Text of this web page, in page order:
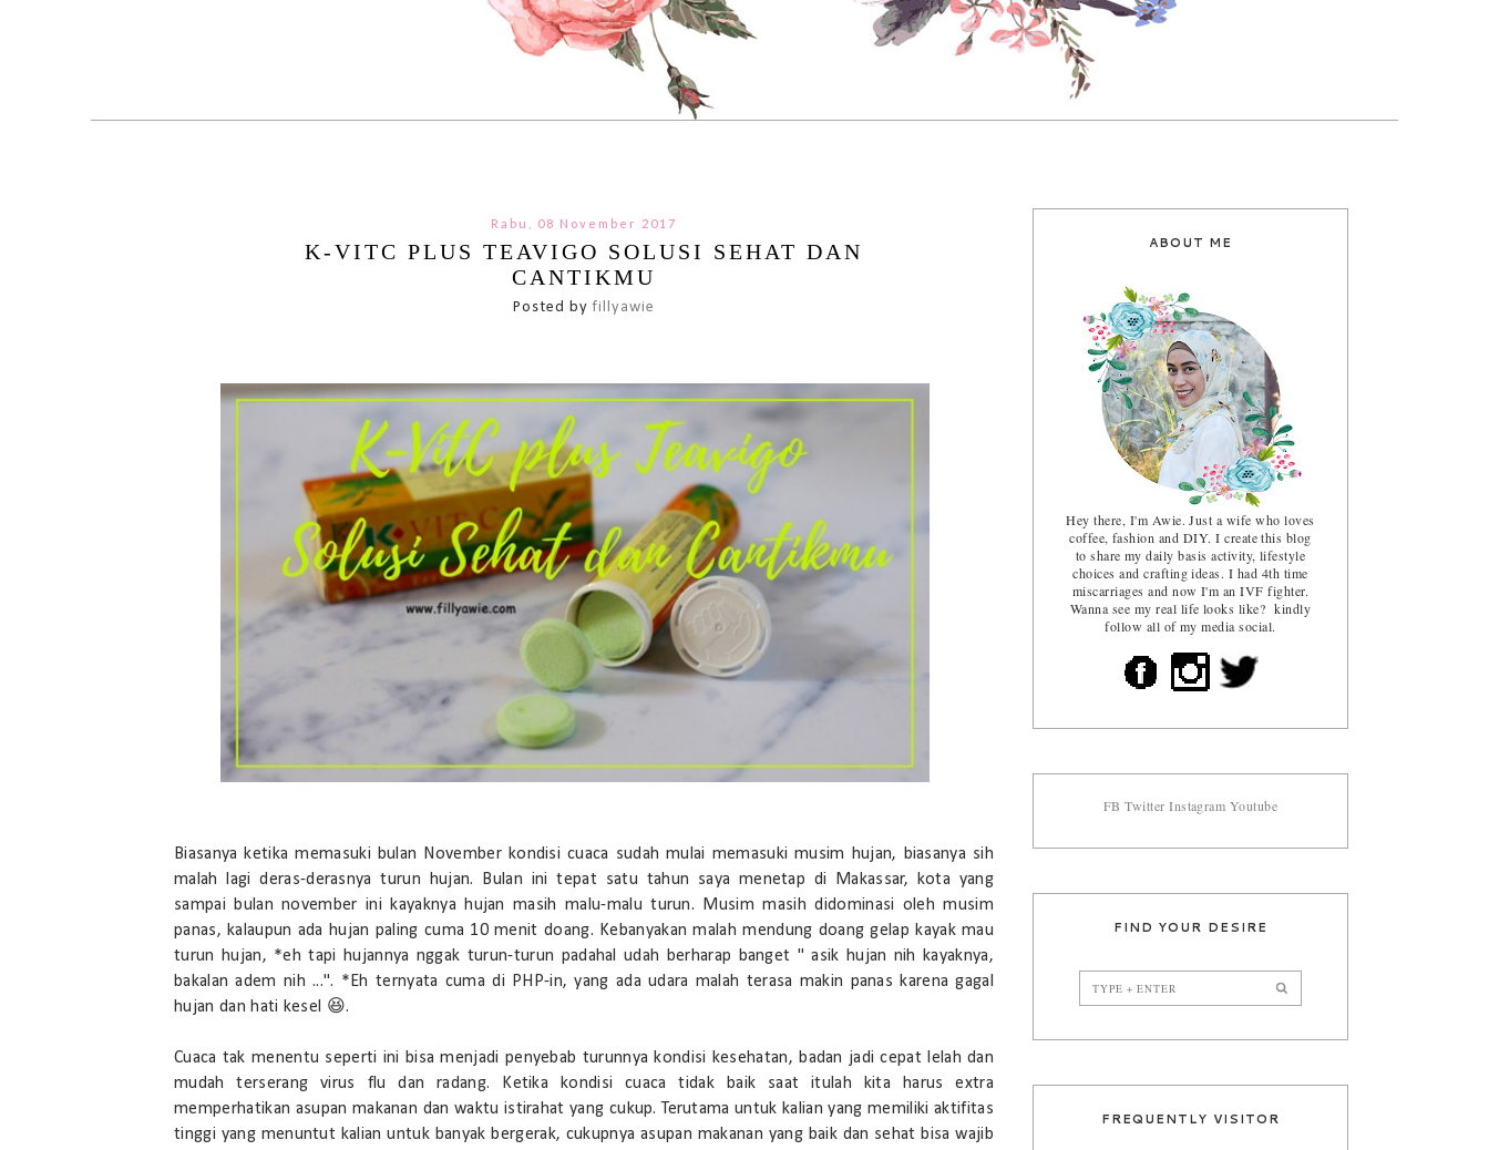
Rabu, 08 November 2017
K-VITC PLUS TEAVIGO SOLUSI SEHAT DAN
CANTIKMU
Posted byfillyawie
Biasanya ketika memasuki bulan November kondisi cuaca sudah mulai memasuki musim hujan, biasanya sih
malah lagi deras-derasnya turun hujan. Bulan ini tepat satu tahun saya menetap di Makassar, kota yang
sampai bulan november ini kayaknya hujan masih malu-malu turun. Musim masih didominasi oleh musim
panas, kalaupun ada hujan paling cuma 10 menit doang. Kebanyakan malah mendung doang gelap kayak mau
turun hujan, *eh tapi hujannya nggak turun-turun padahal udah berharap banget " asik hujan nih kayaknya,
bakalan adem nih ...". *Eh ternyata cuma di PHP-in, yang ada udara malah terasa makin panas karena gagal
hujan dan hati kesel 😆.
Cuaca tak menentu seperti ini bisa menjadi penyebab turunnya kondisi kesehatan, badan jadi cepat lelah dan
mudah terserang virus flu dan radang. Ketika kondisi cuaca tidak baik saat itulah kita harus extra
memperhatikan asupan makanan dan waktu istirahat yang cukup. Terutama untuk kalian yang memiliki aktifitas
tinggi yang menuntut kalian untuk banyak bergerak, cukupnya asupan makanan yang baik dan sehat bisa wajib
ABOUT ME
Hey there, I'm Awie. Just a wife who loves
coffee, fashion and DIY. I create this blog
to share my daily basis activity, lifestyle
choices and crafting ideas. I had 4th time
miscarriages and now I'm an IVF fighter.
Wanna see my real life looks like? kindly
follow all of my media social.
FB Twitter Instagram Youtube
FIND YOUR DESIRE
FREQUENTLY VISITOR